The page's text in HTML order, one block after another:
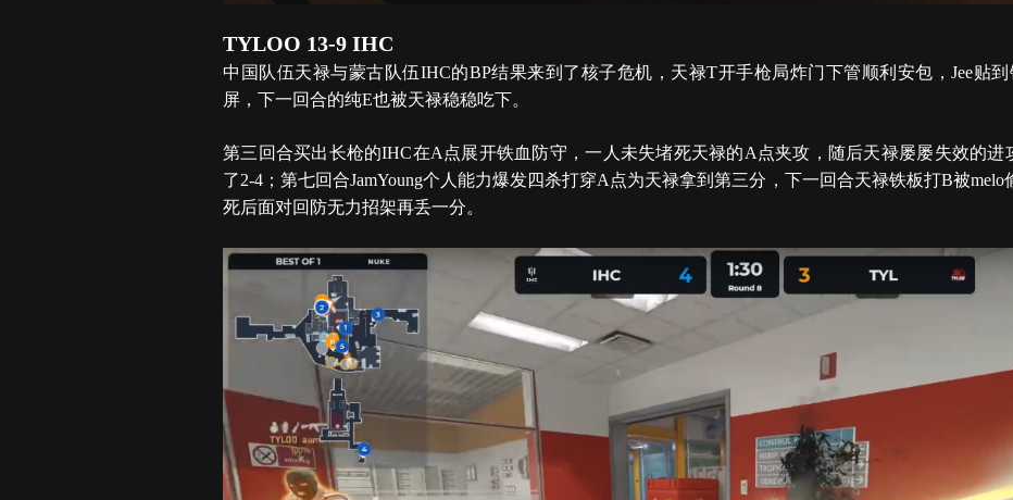
TYLOO 13-9 IHC
中国队伍天禄与蒙古队伍IHC的BP结果来到了核子危机，天禄T开手枪局炸门下管顺利安包，Jee贴
屏，下一回合的纯E也被天禄稳稳吃下。
第三回合买出长枪的IHC在A点展开铁血防守，一人未失堵死天禄的A点夹攻，随后天禄屡屡失效的进
了2-4；第七回合JamYoung个人能力爆发四杀打穿A点为天禄拿到第三分，下一回合天禄铁板打B被
死后面对回防无力招架再丢一分。